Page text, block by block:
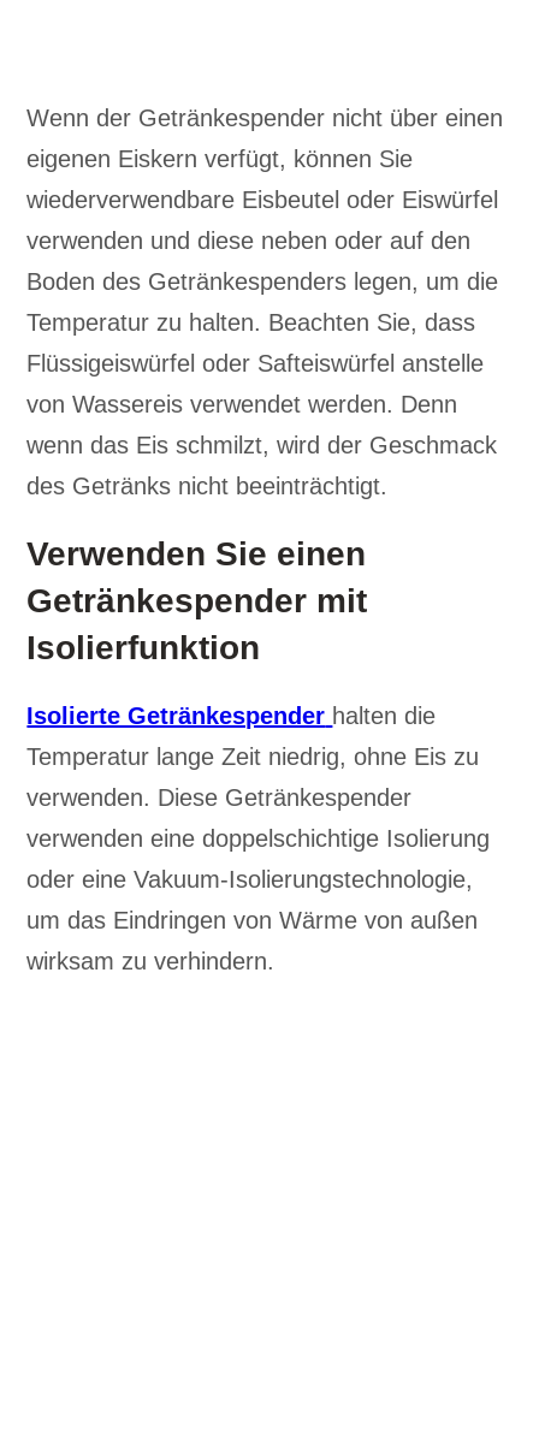
Wenn der Getränkespender nicht über einen
eigenen Eiskern verfügt, können Sie
wiederverwendbare Eisbeutel oder Eiswürfel
verwenden und diese neben oder auf den
Boden des Getränkespenders legen, um die
Temperatur zu halten. Beachten Sie, dass
Flüssigeiswürfel oder Safteiswürfel anstelle
von Wassereis verwendet werden. Denn
wenn das Eis schmilzt, wird der Geschmack
des Getränks nicht beeinträchtigt.
Verwenden Sie einen
Getränkespender mit
Isolierfunktion
Isolierte Getränkespender halten die
Temperatur lange Zeit niedrig, ohne Eis zu
verwenden. Diese Getränkespender
verwenden eine doppelschichtige Isolierung
oder eine Vakuum-Isolierungstechnologie,
um das Eindringen von Wärme von außen
wirksam zu verhindern.